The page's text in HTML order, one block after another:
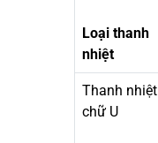
Loại thanh
nhiệt
Thanh nhiệt
chữ U